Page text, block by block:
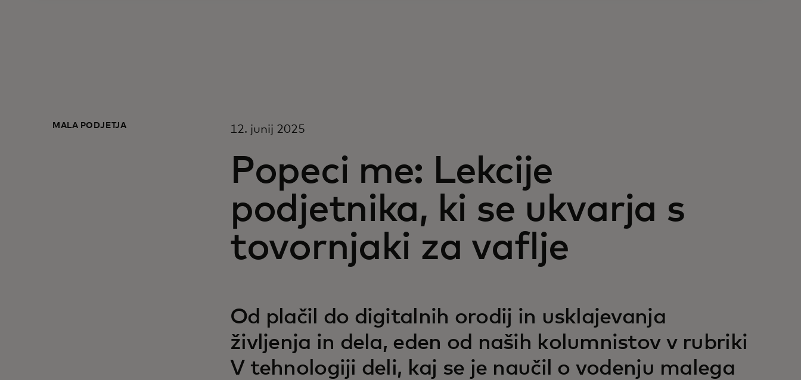
MALA PODJETJA 12. junij 2025
Popeci me: Lekcije
podjetnika, ki se ukvarja s
tovornjaki za vaflje
Od plačil do digitalnih orodij in usklajevanja
življenja in dela, eden od naših kolumnistov v rubriki
V tehnologiji deli, kaj se je naučil o vodenju malega